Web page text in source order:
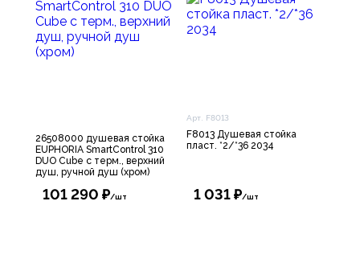
26508000 душевая стойка
EUPHORIA SmartControl 310
DUO Cube с терм., верхний
душ, ручной душ (хром)
101 290 ₽/шт
Арт. F8013
F8013 Душевая стойка
пласт. *2/*36 2034
1 031 ₽/шт